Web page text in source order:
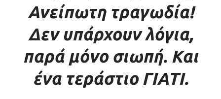
Ανείπωτη τραγωδία!
Δεν υπάρχουν λόγια,
παρά μόνο σιωπή. Και
ένα τεράστιο ΓΙΑΤΙ.